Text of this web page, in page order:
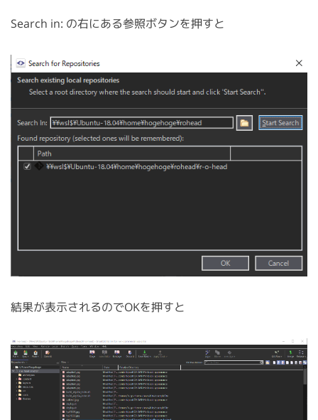
Search in: の右にある参照ボタンを押すと
結果が表示されるのでOKを押すと